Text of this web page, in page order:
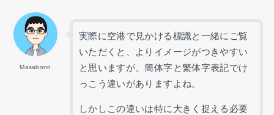
Masabonn
実際に空港で見かける標識と一緒にご覧
いただくと、よりイメージがつきやすい
と思いますが、簡体字と繁体字表記でけ
っこう違いがありますよね。
しかしこの違いは特に大きく捉える必要